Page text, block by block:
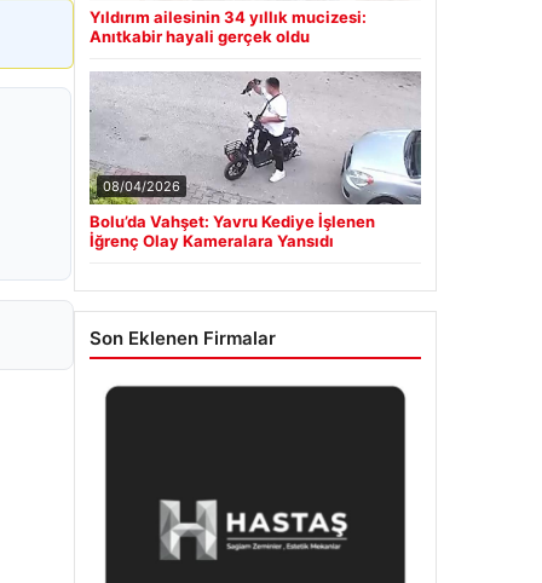
Yıldırım ailesinin 34 yıllık mucizesi:
Anıtkabir hayali gerçek oldu
08/04/2026
Bolu’da Vahşet: Yavru Kediye İşlenen
İğrenç Olay Kameralara Yansıdı
Son Eklenen Firmalar